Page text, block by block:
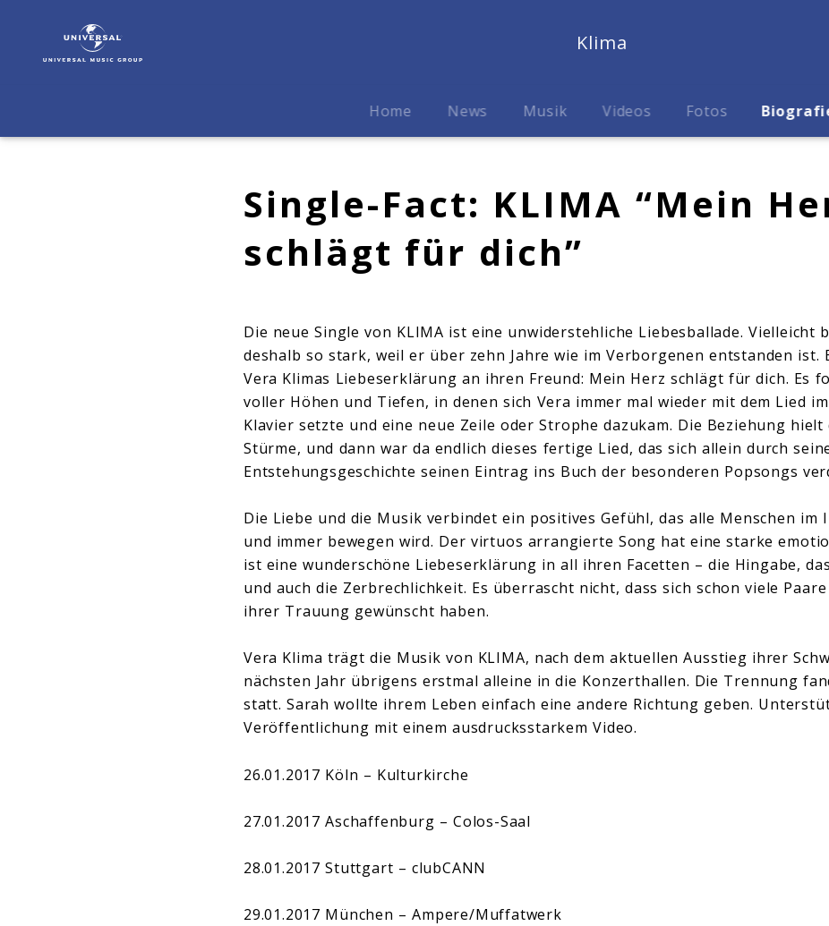
Biografie
Klima
Home News Musik Videos Fotos
Single-Fact: KLIMA “Mein
schlägt für dich”
Die neue Single von KLIMA ist eine unwiderstehliche Liebesballade. Vielleicht
deshalb so stark, weil er über zehn Jahre wie im Verborgenen entstanden ist.
Vera Klimas Liebeserklärung an ihren Freund: Mein Herz schlägt für dich. Es
voller Höhen und Tiefen, in denen sich Vera immer mal wieder mit dem Lied
Klavier setzte und eine neue Zeile oder Strophe dazukam. Die Beziehung hielt
Stürme, und dann war da endlich dieses fertige Lied, das sich allein durch
Entstehungsgeschichte seinen Eintrag ins Buch der besonderen Popsongs
Die Liebe und die Musik verbindet ein positives Gefühl, das alle Menschen im
und immer bewegen wird. Der virtuos arrangierte Song hat eine starke
ist eine wunderschöne Liebeserklärung in all ihren Facetten – die Hingabe,
und auch die Zerbrechlichkeit. Es überrascht nicht, dass sich schon viele
ihrer Trauung gewünscht haben.
Vera Klima trägt die Musik von KLIMA, nach dem aktuellen Ausstieg ihrer
nächsten Jahr übrigens erstmal alleine in die Konzerthallen. Die Trennung
statt. Sarah wollte ihrem Leben einfach eine andere Richtung geben.
Veröffentlichung mit einem ausdrucksstarkem Video.
26.01.2017 Köln – Kulturkirche
27.01.2017 Aschaffenburg – Colos-Saal
28.01.2017 Stuttgart – clubCANN
29.01.2017 München – Ampere/Muffatwerk